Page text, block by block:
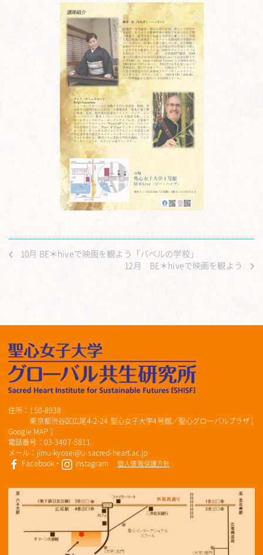
10月 BE＊hiveで映画を観よう「バベルの学校」
12月 BE＊hiveで映画を観よう
住所：150-8938
東京都渋谷区広尾4-2-24 聖心女子大学4号館／聖心グローバルプラザ [
Google MAP ]
電話番号：03-3407-5811
メール：jimu-kyosei@u-sacred-heart.ac.jp
Facebook ・ Instagram 個人情報保護方針